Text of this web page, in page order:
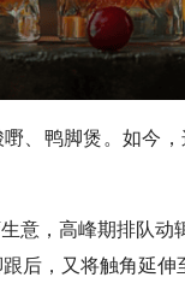
、鸭脚煲。如今
意，高峰期排队动
后，又将触角延伸